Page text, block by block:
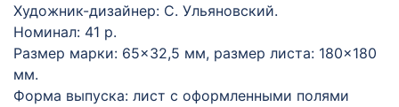
Художник-дизайнер: С. Ульяновский.
Номинал: 41 р.
Размер марки: 65×32,5 мм, размер листа: 180×180
мм.
Форма выпуска: лист с оформленными полями